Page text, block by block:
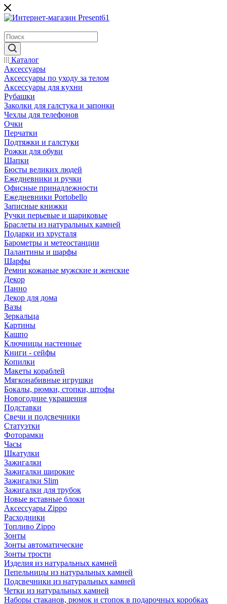
Каталог
Аксессуары
Аксессуары по уходу за телом
Аксессуары для кухни
Рубашки
Заколки для галстука и запонки
Чехлы для телефонов
Очки
Перчатки
Подтяжки и галстуки
Рожки для обуви
Шапки
Бюсты великих людей
Ежедневники и ручки
Офисные принадлежности
Ежедневники Portobello
Записные книжки
Ручки перьевые и шариковые
Браслеты из натуральных камней
Подарки из хрусталя
Барометры и метеостанции
Палантины и шарфы
Шарфы
Ремни кожаные мужские и женские
Декор
Панно
Декор для дома
Вазы
Зеркальца
Картины
Кашпо
Ключницы настенные
Книги - сейфы
Копилки
Макеты кораблей
Мягконабивные игрушки
Бокалы, рюмки, стопки, штофы
Новогодние украшения
Подставки
Свечи и подсвечники
Статуэтки
Фоторамки
Часы
Шкатулки
Зажигалки
Зажигалки широкие
Зажигалки Slim
Зажигалки для трубок
Новые вставные блоки
Аксессуары Zippo
Расходники
Топливо Zippo
Зонты
Зонты автоматические
Зонты трости
Изделия из натуральных камней
Пепельницы из натуральных камней
Подсвечники из натуральных камней
Четки из натуральных камней
Наборы стаканов, рюмок и стопок в подарочных коробках